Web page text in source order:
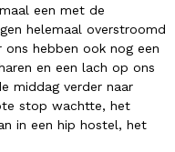
een met de
helemaal overstroomd
hebben ook nog een
en een lach op ons
middag verder naar
stop wachtte, het
in een hip hostel, het